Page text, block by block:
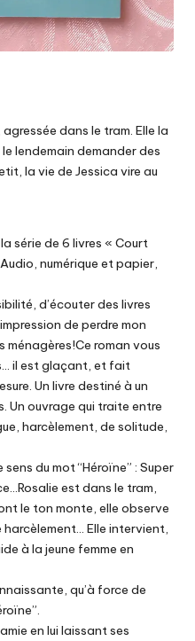
dans le tram. Elle la
lendemain demander des
la vie de Jessica vire au
série de 6 livres « Court
numérique et papier,
d’écouter des livres
de perdre mon
roman vous
il est glaçant, et fait
Un livre destiné à un
Un ouvrage qui traite entre
harcèlement, de solitude,
du mot “Héroïne” : Super
est dans le tram,
le ton monte, elle observe
harcèlement… Elle intervient,
à la jeune femme en
qu’à force de
en lui laissant ses